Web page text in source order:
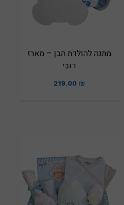
מתנה להולדת הבן – מארז
דובי
219.00 ₪